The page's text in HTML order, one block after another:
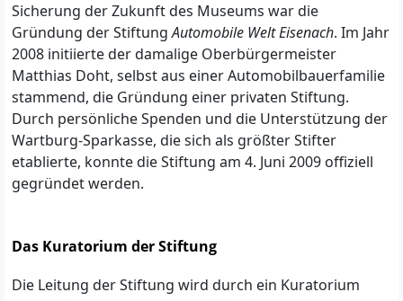
Sicherung der Zukunft des Museums war die
Gründung der StiftungAutomobile Welt Eisenach. Im Jahr
2008 initiierte der damalige Oberbürgermeister
Matthias Doht, selbst aus einer Automobilbauerfamilie
stammend, die Gründung einer privaten Stiftung.
Durch persönliche Spenden und die Unterstützung der
Wartburg-Sparkasse, die sich als größter Stifter
etablierte, konnte die Stiftung am 4. Juni 2009 offiziell
gegründet werden.
Das Kuratorium der Stiftung
Die Leitung der Stiftung wird durch ein Kuratorium